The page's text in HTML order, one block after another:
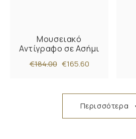
Μουσειακό
Αντίγραφο σε Ασήμι
€184.00 €165.60
Περισσότερα